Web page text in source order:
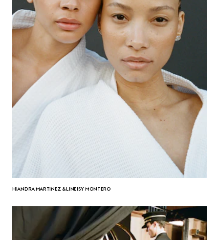
HIANDRA MARTINEZ & LINEISY MONTERO